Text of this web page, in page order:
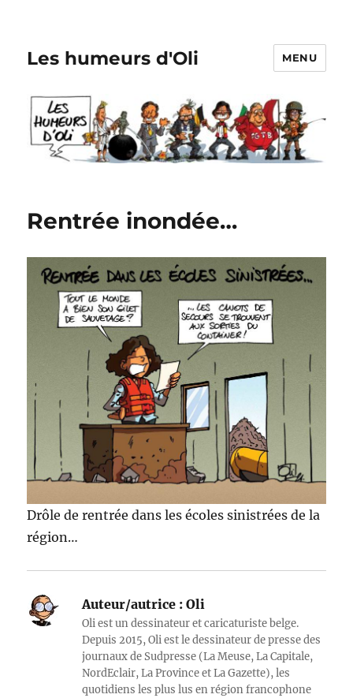
Les humeurs d'Oli MENU
Rentrée inondée…
Drôle de rentrée dans les écoles sinistrées de la
région…
Auteur/autrice : Oli
Oli est un dessinateur et caricaturiste belge.
Depuis 2015, Oli est le dessinateur de presse des
journaux de Sudpresse (La Meuse, La Capitale,
NordEclair, La Province et La Gazette), les
quotidiens les plus lus en région francophone